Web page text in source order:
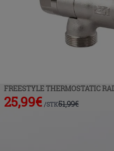
FREESTYLE THERMOSTATIC
25,99€ /STK51,99€